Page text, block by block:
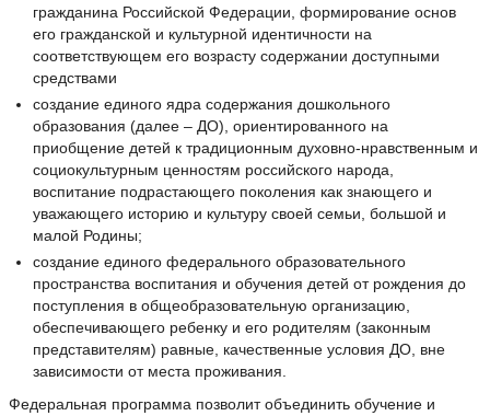
гражданина Российской Федерации, формирование основ
его гражданской и культурной идентичности на
соответствующем его возрасту содержании доступными
средствами
создание единого ядра содержания дошкольного
образования (далее – ДО), ориентированного на
приобщение детей к традиционным духовно-нравственным и
социокультурным ценностям российского народа,
воспитание подрастающего поколения как знающего и
уважающего историю и культуру своей семьи, большой и
малой Родины;
создание единого федерального образовательного
пространства воспитания и обучения детей от рождения до
поступления в общеобразовательную организацию,
обеспечивающего ребенку и его родителям (законным
представителям) равные, качественные условия ДО, вне
зависимости от места проживания.
Федеральная программа позволит объединить обучение и